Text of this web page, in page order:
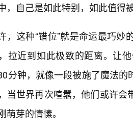
，自己是如此特别，如此值得
，这种“错位”就是命运最巧
拉近到如此极致的距离。让
分钟，就像一段被施了魔法
当世界再次喧嚣，他们或许
萌芽的情愫。